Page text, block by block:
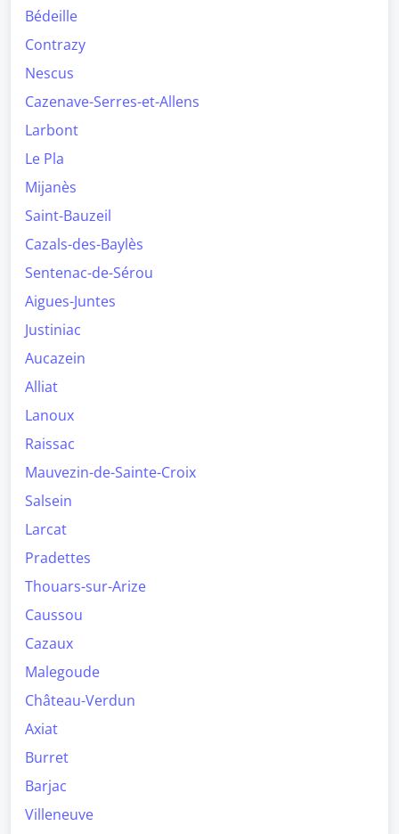
Bédeille
Contrazy
Nescus
Cazenave-Serres-et-Allens
Larbont
Le Pla
Mijanès
Saint-Bauzeil
Cazals-des-Baylès
Sentenac-de-Sérou
Aigues-Juntes
Justiniac
Aucazein
Alliat
Lanoux
Raissac
Mauvezin-de-Sainte-Croix
Salsein
Larcat
Pradettes
Thouars-sur-Arize
Caussou
Cazaux
Malegoude
Château-Verdun
Axiat
Burret
Barjac
Villeneuve